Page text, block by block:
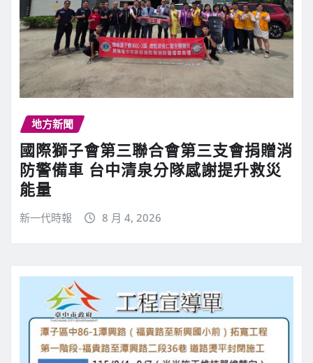
地方新聞
國際獅子會第三聯合會第三支會捐贈消
防警備車 台中清泉分隊感謝提升救災
能量
新一代時報 8 月 4, 2026